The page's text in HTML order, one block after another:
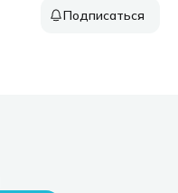
серебристый
Подписаться